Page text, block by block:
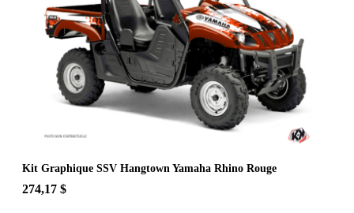
Kit Graphique SSV Hangtown Yamaha Rhino Rouge
274,17 $